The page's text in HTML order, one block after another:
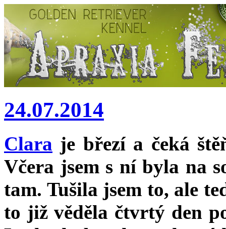
24.07.2014
Clara je březí a čeká
Včera jsem s ní byla na
tam. Tušila jsem to, ale
to již věděla čtvrtý den